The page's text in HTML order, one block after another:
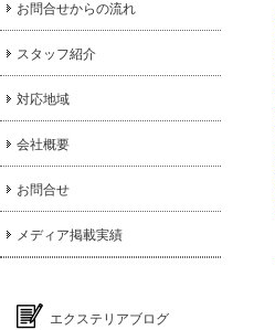
お問合せからの流れ
スタッフ紹介
対応地域
会社概要
お問合せ
メディア掲載実績
エクステリアブログ